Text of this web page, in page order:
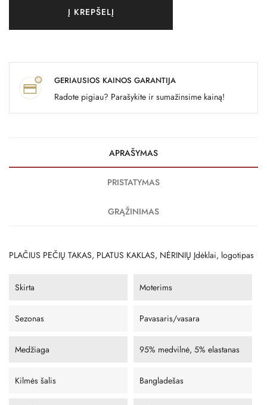
Į KREPŠELĮ
GERIAUSIOS KAINOS GARANTIJA
Radote pigiau? Parašykite ir sumažinsime kainą!
APRAŠYMAS
PRISTATYMAS
GRĄŽINIMAS
PLAČIUS PEČIŲ TAKAS, PLATUS KAKLAS, NĖRINIŲ Įdėklai, logotipas
Skirta Moterims
Sezonas Pavasaris/vasara
Medžiaga 95% medvilnė, 5% elastanas
Kilmės šalis Bangladešas